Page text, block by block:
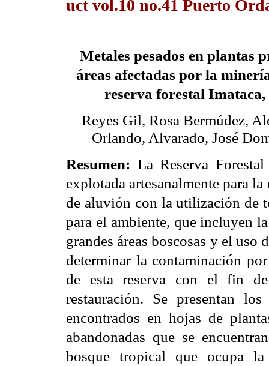
uct vol.10 no.41 Puerto
Metales pesados en plantas
áreas afectadas por la
reserva forestal Imataca,
Reyes Gil, Rosa Bermúdez,
Orlando, Alvarado, José
Resumen: La Reserva
explotada artesanalmente para
de aluvión con la utilización de
para el ambiente, que incluyen
grandes áreas boscosas y el
determinar la contaminación
de esta reserva con el fin
restauración. Se presentan
encontrados en hojas de
abandonadas que se
bosque tropical que ocupa